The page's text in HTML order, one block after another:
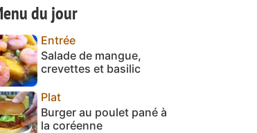
du jour
Entrée
Salade de mangue,
crevettes et basilic
Plat
Burger au poulet pané à
la coréenne